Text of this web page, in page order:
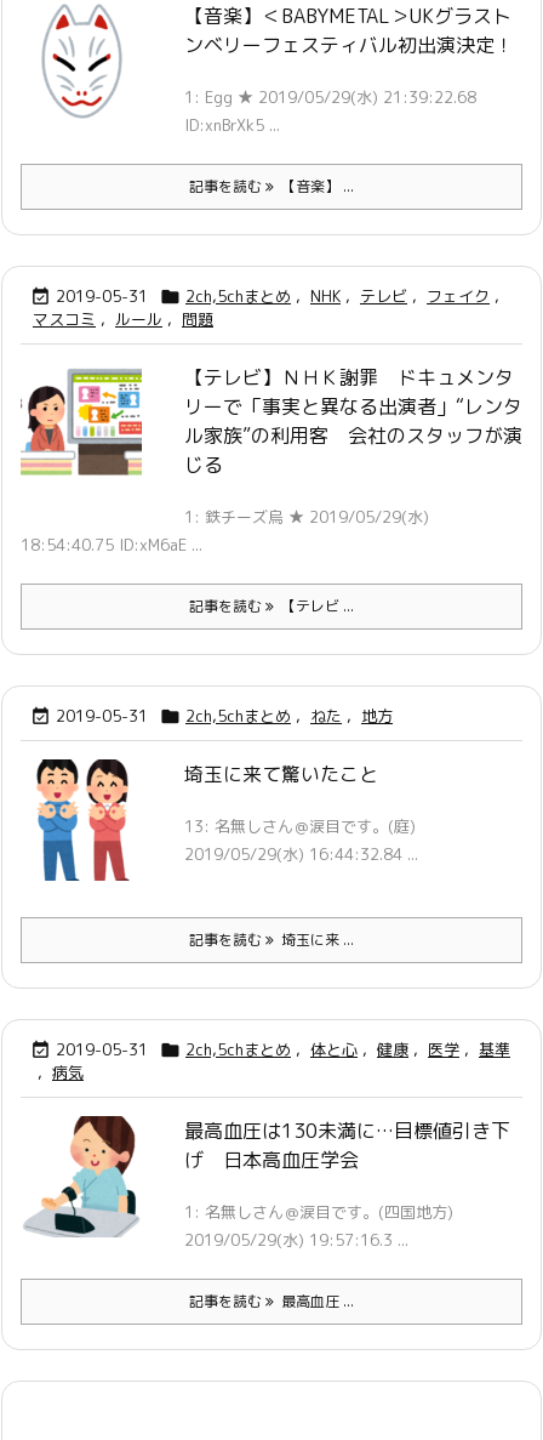
【音楽】＜BABYMETAL＞UKグラスト
ンベリーフェスティバル初出演決定！
1: Egg ★ 2019/05/29(水) 21:39:22.68
ID:xnBrXk5 ...
記事を読む 【音楽】 ...
 2019-05-31  2ch,5chまとめ , NHK , テレビ , フェイク ,
マスコミ , ルール , 問題
【テレビ】ＮＨＫ謝罪 ドキュメンタ
リーで「事実と異なる出演者」“レンタ
ル家族”の利用客 会社のスタッフが演
じる
1: 鉄チーズ烏 ★ 2019/05/29(水)
18:54:40.75 ID:xM6aE ...
記事を読む 【テレビ ...
 2019-05-31  2ch,5chまとめ , ねた , 地方
埼玉に来て驚いたこと
13: 名無しさん＠涙目です。(庭)
2019/05/29(水) 16:44:32.84 ...
記事を読む 埼玉に来 ...
 2019-05-31  2ch,5chまとめ , 体と心 , 健康 , 医学 , 基準
, 病気
最高血圧は130未満に…目標値引き下
げ 日本高血圧学会
1: 名無しさん＠涙目です。(四国地方)
2019/05/29(水) 19:57:16.3 ...
記事を読む 最高血圧 ...